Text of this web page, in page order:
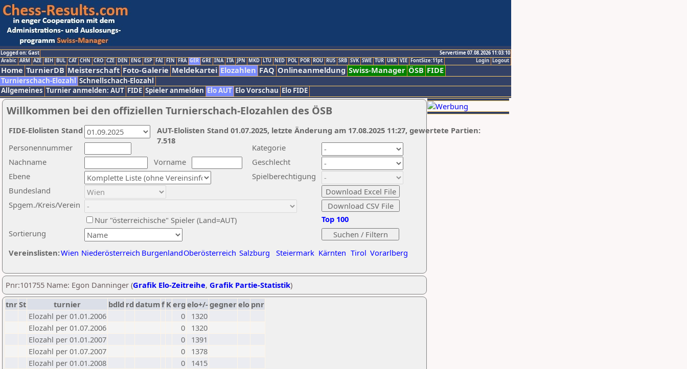
Logged on: Gast
Servertime 07.08.2026 11:03:10
Logout
Login
Arabic ARM AZE BIH BUL CAT CHN CRO CZE DEN ENG ESP FAI FIN FRA GER GRE INA ITA JPN MKD LTU NED POL POR ROU RUS SRB SVK SWE TUR UKR VIE FontSize:11pt
Home TurnierDB Meisterschaft Foto-Galerie Meldekartei Elozahlen FAQ Onlineanmeldung Swiss-Manager ÖSB FIDE
Turnierschach-Elozahl Schnellschach-Elozahl
Allgemeines Turnier anmelden: AUT FIDE Spieler anmelden Elo AUT Elo Vorschau Elo FIDE
Willkommen bei den offiziellen Turnierschach-Elozahlen des ÖSB
Nachname
Vorname
Ebene
Kategorie
Sortierung
Personennummer
Bundesland
Spgem./Kreis/Verein
Geschlecht
Nur "österreichische" Spieler (Land=AUT)
Spielberechtigung
Vereinslisten:Wien Niederösterreich BurgenlandOberösterreich Salzburg Steiermark Kärnten Tirol Vorarlberg
Top 100
AUT-Elolisten Stand 01.07.2025, letzte Änderung am 17.08.2025 11:27, gewertete Partien:
7.518
FIDE-Elolisten Stand
Pnr:101755 Name: Egon Danninger (Grafik Elo-Zeitreihe, Grafik Partie-Statistik)
tnrSt turnier bdld rd datumf Kerg elo+/-gegnerelo pnr
Elozahl per 01.01.2006
0
1320
Elozahl per 01.07.2006
0
1320
Elozahl per 01.01.2007
0
1391
Elozahl per 01.07.2007
0
1378
Elozahl per 01.01.2008
0
1415